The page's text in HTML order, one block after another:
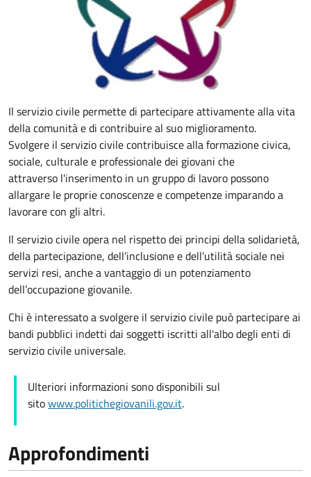
Il servizio civile permette di partecipare attivamente alla vita
della comunità e di contribuire al suo miglioramento.
Svolgere il servizio civile contribuisce alla formazione civica,
sociale, culturale e professionale dei giovani che
attraverso l'inserimento in un gruppo di lavoro possono
allargare le proprie conoscenze e competenze imparando a
lavorare con gli altri.
Il servizio civile opera nel rispetto dei principi della solidarietà,
della partecipazione, dell’inclusione e dell’utilità sociale nei
servizi resi, anche a vantaggio di un potenziamento
dell’occupazione giovanile.
Chi è interessato a svolgere il servizio civile può partecipare ai
bandi pubblici indetti dai soggetti iscritti all'albo degli enti di
servizio civile universale.
Ulteriori informazioni sono disponibili sul
sitowww.politichegiovanili.gov.it.
Approfondimenti